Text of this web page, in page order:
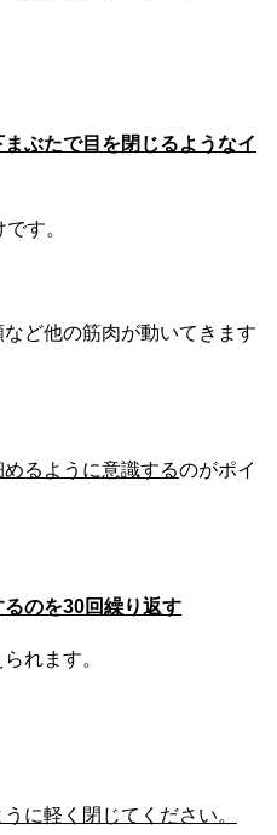
ぶたで目を閉じるようなイ
す。
ど他の筋肉が動いてきます
るように意識するのがポイ
のを30回繰り返す
れます。
に軽く閉じてください。